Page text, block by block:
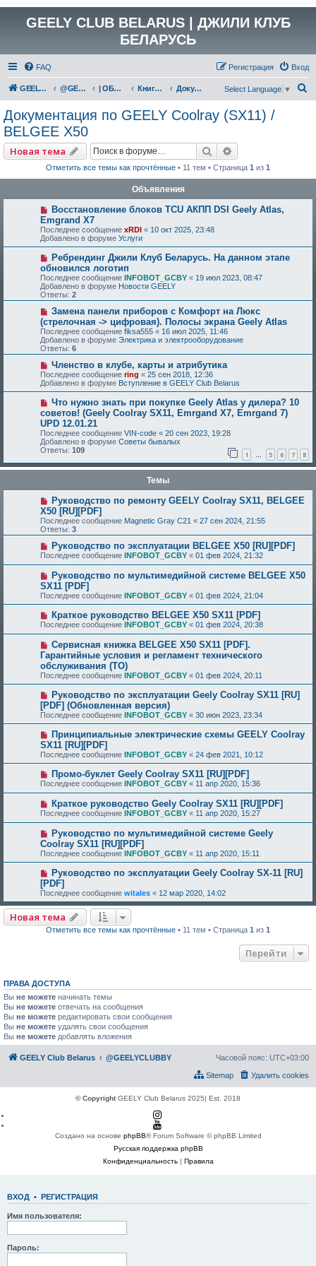
GEELY CLUB BELARUS | ДЖИЛИ КЛУБ
БЕЛАРУСЬ
FAQ Вход
Регистрация
GEELY Club Belarus @GEELYCLUBBY | ОБЩАЯ ТЕХНИЧЕСКАЯ ИНФОРМАЦИЯ Книги, инструкции, руководства, полезные материалы Документация по GEELY Coolray (SX11) / BELGEE X50 Select Language ▼
Документация по GEELY Coolray (SX11) /
BELGEE X50
Новая тема Поиск
Отметить все темы как прочтённые • 11 тем • Страница 1 из 1
Объявления
Восстановление блоков TCU АКПП DSI Geely Atlas,
Emgrand X7
Последнее сообщение xRDI « 10 окт 2025, 23:48
Добавлено в форуме Услуги
Ребрендинг Джили Клуб Беларусь. На данном этапе
обновился логотип
Последнее сообщение INFOBOT_GCBY « 19 июл 2023, 08:47
Добавлено в форуме Новости GEELY
Ответы: 2
Замена панели приборов с Комфорт на Люкс
(стрелочная -> цифровая). Полосы экрана Geely Atlas
Последнее сообщение fiksa555 « 16 июл 2025, 11:46
Добавлено в форуме Электрика и электрооборудование
Ответы: 6
Членство в клубе, карты и атрибутика
Последнее сообщение ring « 25 сен 2018, 12:36
Добавлено в форуме Вступление в GEELY Club Belarus
Что нужно знать при покупке Geely Atlas у дилера? 10
советов! (Geely Coolray SX11, Emrgand X7, Emrgand 7)
UPD 12.01.21
Последнее сообщение VIN-code « 20 сен 2023, 19:28
Добавлено в форуме Советы бывалых
Ответы: 109 1 … 5 6 7 8
Темы
Руководство по ремонту GEELY Coolray SX11, BELGEE
X50 [RU][PDF]
Последнее сообщение Magnetic Gray C21 « 27 сен 2024, 21:55
Ответы: 3
Руководство по эксплуатации BELGEE X50 [RU][PDF]
Последнее сообщение INFOBOT_GCBY « 01 фев 2024, 21:32
Руководство по мультимедийной системе BELGEE X50
SX11 [PDF]
Последнее сообщение INFOBOT_GCBY « 01 фев 2024, 21:04
Краткое руководство BELGEE X50 SX11 [PDF]
Последнее сообщение INFOBOT_GCBY « 01 фев 2024, 20:38
Сервисная книжка BELGEE X50 SX11 [PDF].
Гарантийные условия и регламент технического
обслуживания (ТО)
Последнее сообщение INFOBOT_GCBY « 01 фев 2024, 20:11
Руководство по эксплуатации Geely Coolray SX11 [RU]
[PDF] (Обновленная версия)
Последнее сообщение INFOBOT_GCBY « 30 июн 2023, 23:34
Принципиальные электрические схемы GEELY Coolray
SX11 [RU][PDF]
Последнее сообщение INFOBOT_GCBY « 24 фев 2021, 10:12
Промо-буклет Geely Coolray SX11 [RU][PDF]
Последнее сообщение INFOBOT_GCBY « 11 апр 2020, 15:36
Краткое руководство Geely Coolray SX11 [RU][PDF]
Последнее сообщение INFOBOT_GCBY « 11 апр 2020, 15:27
Руководство по мультимедийной системе Geely
Coolray SX11 [RU][PDF]
Последнее сообщение INFOBOT_GCBY « 11 апр 2020, 15:11
Руководство по эксплуатации Geely Coolray SX-11 [RU]
[PDF]
Последнее сообщение witales « 12 мар 2020, 14:02
Новая тема
Отметить все темы как прочтённые • 11 тем • Страница 1 из 1
Перейти
ПРАВА ДОСТУПА
Вы не можете начинать темы
Вы не можете отвечать на сообщения
Вы не можете редактировать свои сообщения
Вы не можете удалять свои сообщения
Вы не можете добавлять вложения
GEELY Club Belarus @GEELYCLUBBY Часовой пояс: UTC+03:00
Удалить cookies
Sitemap
© CopyrightGEELY Club Belarus 2025| Est. 2018
Создано на основе phpBB® Forum Software © phpBB Limited
Русская поддержка phpBB
Конфиденциальность| Правила
ВХОД • РЕГИСТРАЦИЯ
Имя пользователя:
Пароль: